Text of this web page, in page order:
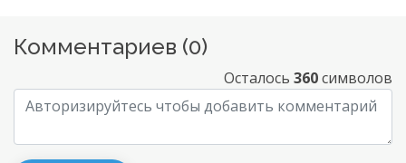
Комментариев (0)
Осталось 360символов